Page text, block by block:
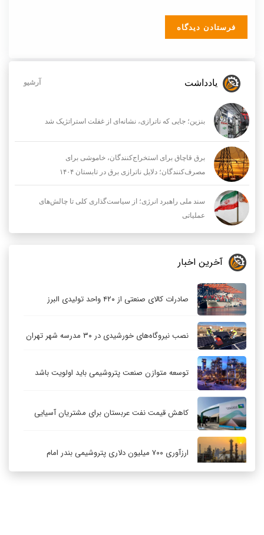
یادداشت آرشیو
بنزین؛ جایی که ناترازی، نشانه‌ای از غفلت استراتژیک شد
برق قاچاق برای استخراج‌کنندگان، خاموشی برای
مصرف‌کنندگان؛ دلایل ناترازی برق در تابستان ۱۴۰۴
سند ملی راهبرد انرژی؛ از سیاست‌گذاری کلی تا چالش‌های
عملیاتی
آخرین اخبار
صادرات کالای صنعتی از ۴۲۰ واحد تولیدی البرز
نصب نیروگاه‌های خورشیدی در ۳۰ مدرسه شهر تهران
توسعه متوازن صنعت پتروشیمی باید اولویت باشد
کاهش قیمت نفت عربستان برای مشتریان آسیایی
ارزآوری ۷۰۰ میلیون دلاری پتروشیمی بندر امام